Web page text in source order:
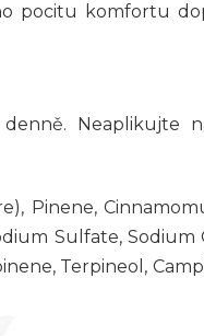
pocitu komfortu
Neaplikujte
Pinene,
Sulfate,
Terpineol,